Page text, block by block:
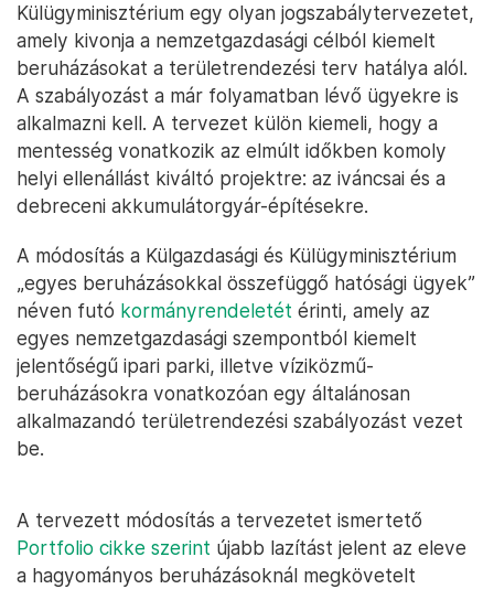
Külügyminisztérium egy olyan jogszabálytervezetet,
amely kivonja a nemzetgazdasági célból kiemelt
beruházásokat a területrendezési terv hatálya alól.
A szabályozást a már folyamatban lévő ügyekre is
alkalmazni kell. A tervezet külön kiemeli, hogy a
mentesség vonatkozik az elmúlt időkben komoly
helyi ellenállást kiváltó projektre: az iváncsai és a
debreceni akkumulátorgyár-építésekre.
A módosítás a Külgazdasági és Külügyminisztérium
„egyes beruházásokkal összefüggő hatósági ügyek”
néven futó kormányrendeletét érinti, amely az
egyes nemzetgazdasági szempontból kiemelt
jelentőségű ipari parki, illetve víziközmű-
beruházásokra vonatkozóan egy általánosan
alkalmazandó területrendezési szabályozást vezet
be.
A tervezett módosítás a tervezetet ismertető
Portfolio cikke szerint újabb lazítást jelent az eleve
a hagyományos beruházásoknál megkövetelt